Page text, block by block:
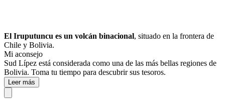
El Iruputuncu es un volcán binacional, situado en la frontera de
Chile y Bolivia.
Mi aconsejo
Sud Lípez está considerada como una de las más bellas regiones de
Bolivia. Toma tu tiempo para descubrir sus tesoros.
Leer más